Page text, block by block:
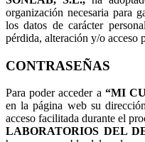
organización necesaria para
los datos de carácter
pérdida, alteración y/o acceso
CONTRASEÑAS
Para poder acceder a “MI
en la página web su
acceso facilitada durante el
LABORATORIOS DEL